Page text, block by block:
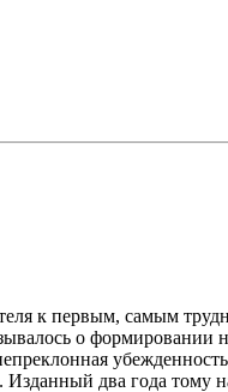
к первым, самым
о формировании
Изданный два года тому